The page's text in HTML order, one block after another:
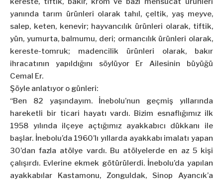
yanında tarım ürünleri olarak tahıl, çeltik, yaş meyve,
salep, keten, kenevir; hayvancılık ürünleri olarak, tiftik,
yün, yumurta, balmumu, deri; ormancılık ürünleri olarak,
kereste-tomruk; madencilik ürünleri olarak, bakır
ihracatının yapıldığını söylüyor Er Ailesinin büyüğü
Cemal Er.
Şöyle anlatıyor o günleri:
“Ben 82 yaşındayım. İnebolu’nun geçmiş yıllarında
hareketli bir ticari hayatı vardı. Bizim esnaflığımız ilk
1958 yılında ilçeye açtığımız ayakkabıcı dükkanı ile
başlar. İnebolu’da 1960’lı yıllarda ayakkabı imalatı yapan
30’dan fazla atölye vardı. Bu atölyelerde en az 5 kişi
çalışırdı. Evlerine ekmek götürülerdi. İnebolu’da yapılan
ayakkabılar Kastamonu, Zonguldak, Sinop Ayancık’a